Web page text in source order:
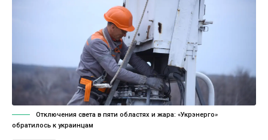
Отключения света в пяти областях и жара: «Укрэнерго»
обратилось к украинцам